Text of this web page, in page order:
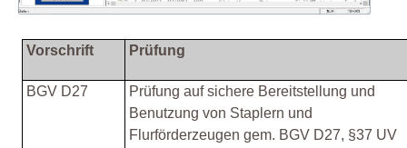
Vorschrift Prüfung
BGV D27
Prüfung auf sichere Bereitstellung und
Benutzung von Staplern und
Flurförderzeugen gem. BGV D27, §37 UV